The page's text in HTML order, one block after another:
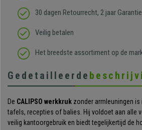
30 dagen Retourrecht, 2 jaar Garantie
Veilig betalen
Het breedste assortiment op de
Gedetailleerde
De CALIPSO werkkruk zonder armleuningen
tafels, recepties of balies. Hij voldoet aan alle
veilig kantoorgebruik en biedt tegelijkertijd de